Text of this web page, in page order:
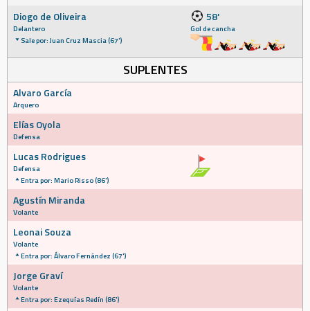
Diogo de Oliveira
Delantero
Sale por: Juan Cruz Mascia (67')
58'
Gol de cancha
SUPLENTES
Alvaro García
Arquero
Elías Oyola
Defensa
Lucas Rodrigues
Defensa
Entra por: Mario Risso (86')
Agustín Miranda
Volante
Leonai Souza
Volante
Entra por: Álvaro Fernández (67')
Jorge Graví
Volante
Entra por: Ezequías Redín (86')